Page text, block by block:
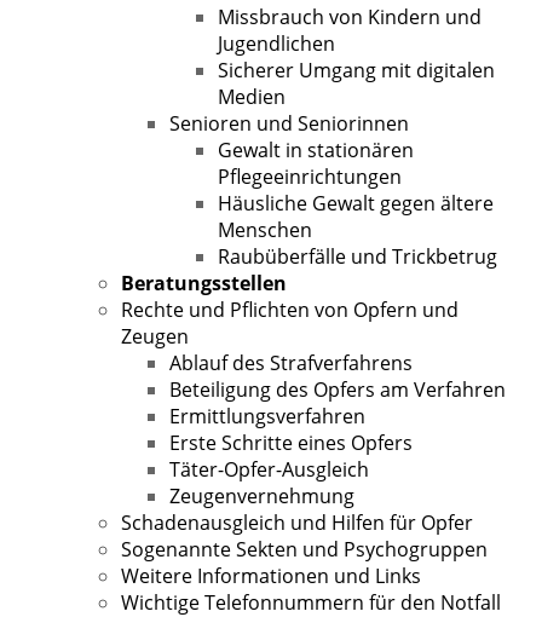
Missbrauch von Kindern und
Jugendlichen
Sicherer Umgang mit digitalen
Medien
Senioren und Seniorinnen
Gewalt in stationären
Pflegeeinrichtungen
Häusliche Gewalt gegen ältere
Menschen
Raubüberfälle und Trickbetrug
Beratungsstellen
Rechte und Pflichten von Opfern und
Zeugen
Ablauf des Strafverfahrens
Beteiligung des Opfers am Verfahren
Ermittlungsverfahren
Erste Schritte eines Opfers
Täter-Opfer-Ausgleich
Zeugenvernehmung
Schadenausgleich und Hilfen für Opfer
Sogenannte Sekten und Psychogruppen
Weitere Informationen und Links
Wichtige Telefonnummern für den Notfall